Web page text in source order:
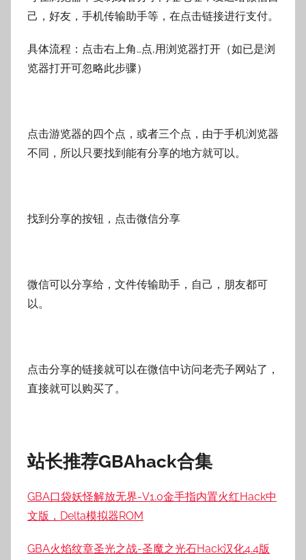
己，好友，手机传输助手等，在点击链接进行支付。
具体流程：点击右上角…点,用浏览器打开（如已是浏
览器打开可忽略此步骤）
点击游览器的四个点，或者三个点，由于手机浏览器
不同，所以只要找到能有分享的地方就可以。
找到分享的按钮，点击微信分享
微信可以分享给，文件传输助手，自己，朋友都可
以。
点击分享的链接就可以在微信中访问老壳子网站了，
直接就可以购买了。
站长推荐GBAhack合集
GBA口袋妖怪解放无界-V1.0金手指内置火红Hack中
文版，Delta模拟器ROM
GBA火焰纹章圣光之战-圣魔之光石Hack汉化4.4版